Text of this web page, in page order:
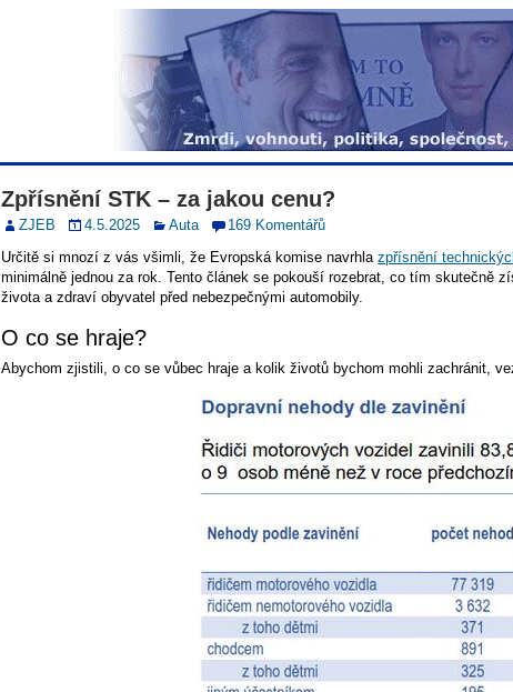
Zpřísnění STK – za jakou cenu?
ZJEB 4.5.2025 Auta
169 Komentářů
Určitě si mnozí z vás všimli, že Evropská komise navrhlazpřísnění
minimálně jednou za rok. Tento článek se pokouší rozebrat, co tím skutečně
života a zdraví obyvatel před nebezpečnými automobily.
O co se hraje?
Abychom zjistili, o co se vůbec hraje a kolik životů bychom mohli zachránit,